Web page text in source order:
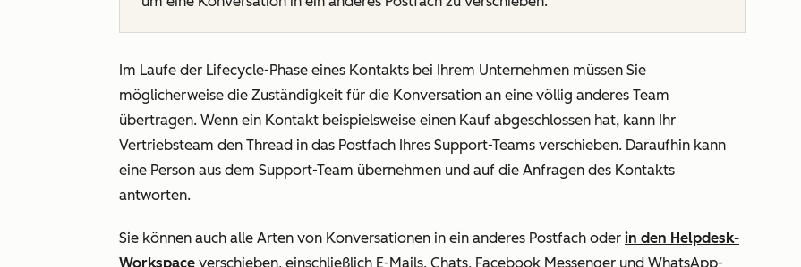
Im Laufe der Lifecycle-Phase eines Kontakts bei Ihrem Unternehmen müssen Sie
möglicherweise die Zuständigkeit für die Konversation an eine völlig anderes Team
übertragen. Wenn ein Kontakt beispielsweise einen Kauf abgeschlossen hat, kann Ihr
Vertriebsteam den Thread in das Postfach Ihres Support-Teams verschieben. Daraufhin kann
eine Person aus dem Support-Team übernehmen und auf die Anfragen des Kontakts
antworten.
Sie können auch alle Arten von Konversationen in ein anderes Postfach oder in den Helpdesk-
Workspace verschieben, einschließlich E-Mails, Chats, Facebook Messenger und WhatsApp-